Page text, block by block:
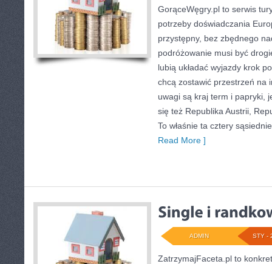
GorąceWęgry.pl to serwis
potrzeby doświadczania
przystępny, bez zbędnego
podróżowanie musi być
lubią układać wyjazdy krok
chcą zostawić przestrzeń na
uwagi są kraj term i papryki,
się też Republika Austrii,
To właśnie ta cztery
Read More ]
STY -
ADMIN
ZatrzymajFaceta.pl to